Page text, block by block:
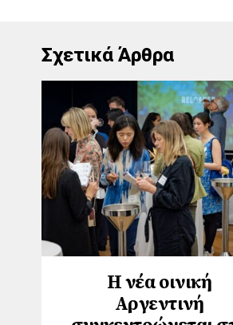
Σχετικά Άρθρα
Η νέα οινική
Αργεντινή